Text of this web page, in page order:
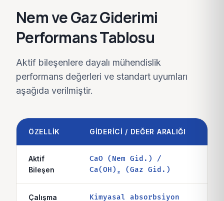
Nem ve Gaz Giderimi
Performans Tablosu
Aktif bileşenlere dayalı mühendislik
performans değerleri ve standart uyumları
aşağıda verilmiştir.
ÖZELLIK GIDERICI / DEĞER ARALIĞI
Aktif
Bileşen
CaO (Nem Gid.) /
Ca(OH)₂ (Gaz Gid.)
Çalışma
Kimyasal absorbsiyon